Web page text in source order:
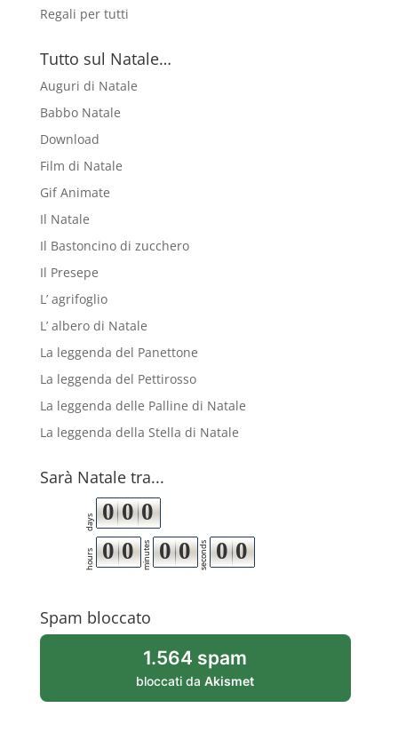
Regali per tutti
Tutto sul Natale…
Auguri di Natale
Babbo Natale
Download
Film di Natale
Gif Animate
Il Natale
Il Bastoncino di zucchero
Il Presepe
L’ agrifoglio
L’ albero di Natale
La leggenda del Panettone
La leggenda del Pettirosso
La leggenda delle Palline di Natale
La leggenda della Stella di Natale
Sarà Natale tra...
days 0 0 0
hours 0 0 minutes 0 0 seconds 0 0
Spam bloccato
1.564 spam
bloccati daAkismet